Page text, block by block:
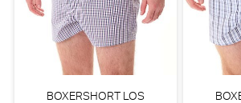
BOXERSHORT LOS